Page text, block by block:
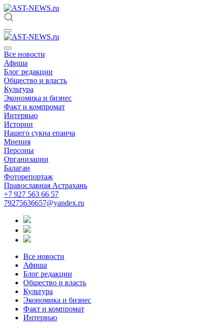
Все новости
Афиша
Блог редакции
Общество и власть
Культура
Экономика и бизнес
Факт и компромат
Интервью
Истории
Нашего сукна епанча
Мнения
Персоны
Организации
Балаган
Фоторепортаж
Православная Астрахань
+7 927 563 66 57
79275636657@yandex.ru
Все новости
Афиша
Блог редакции
Общество и власть
Культура
Экономика и бизнес
Факт и компромат
Интервью